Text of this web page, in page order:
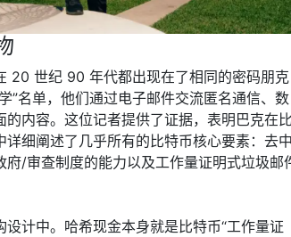
20 世纪 90 年代都出现在了相同的密码朋克
”名单，他们通过电子邮件交流匿名通信、数
内容。这位记者提供了证据，表明巴克在比
细阐述了几乎所有的比特币核心要素：去中
/审查制度的能力以及工作量证明式垃圾邮
计中。哈希现金本身就是比特币“工作量证